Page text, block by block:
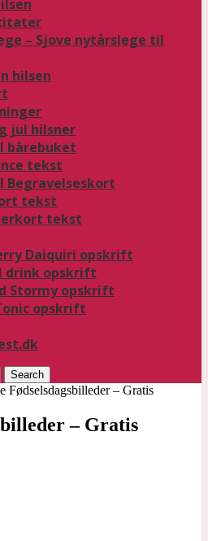
– Sjove nytårslege til
hilsen
jul hilsner
bårebuket
tekst
Begravelseskort
tekst
tekst
Daiquiri opskrift
drink opskrift
Stormy opskrift
opskrift
Search
Fødselsdagsbilleder – Gratis
– Gratis